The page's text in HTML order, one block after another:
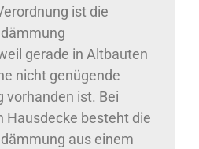
ist die
gerade in Altbauten
nicht genügende
vorhanden ist. Bei
Hausdecke besteht die
aus einem